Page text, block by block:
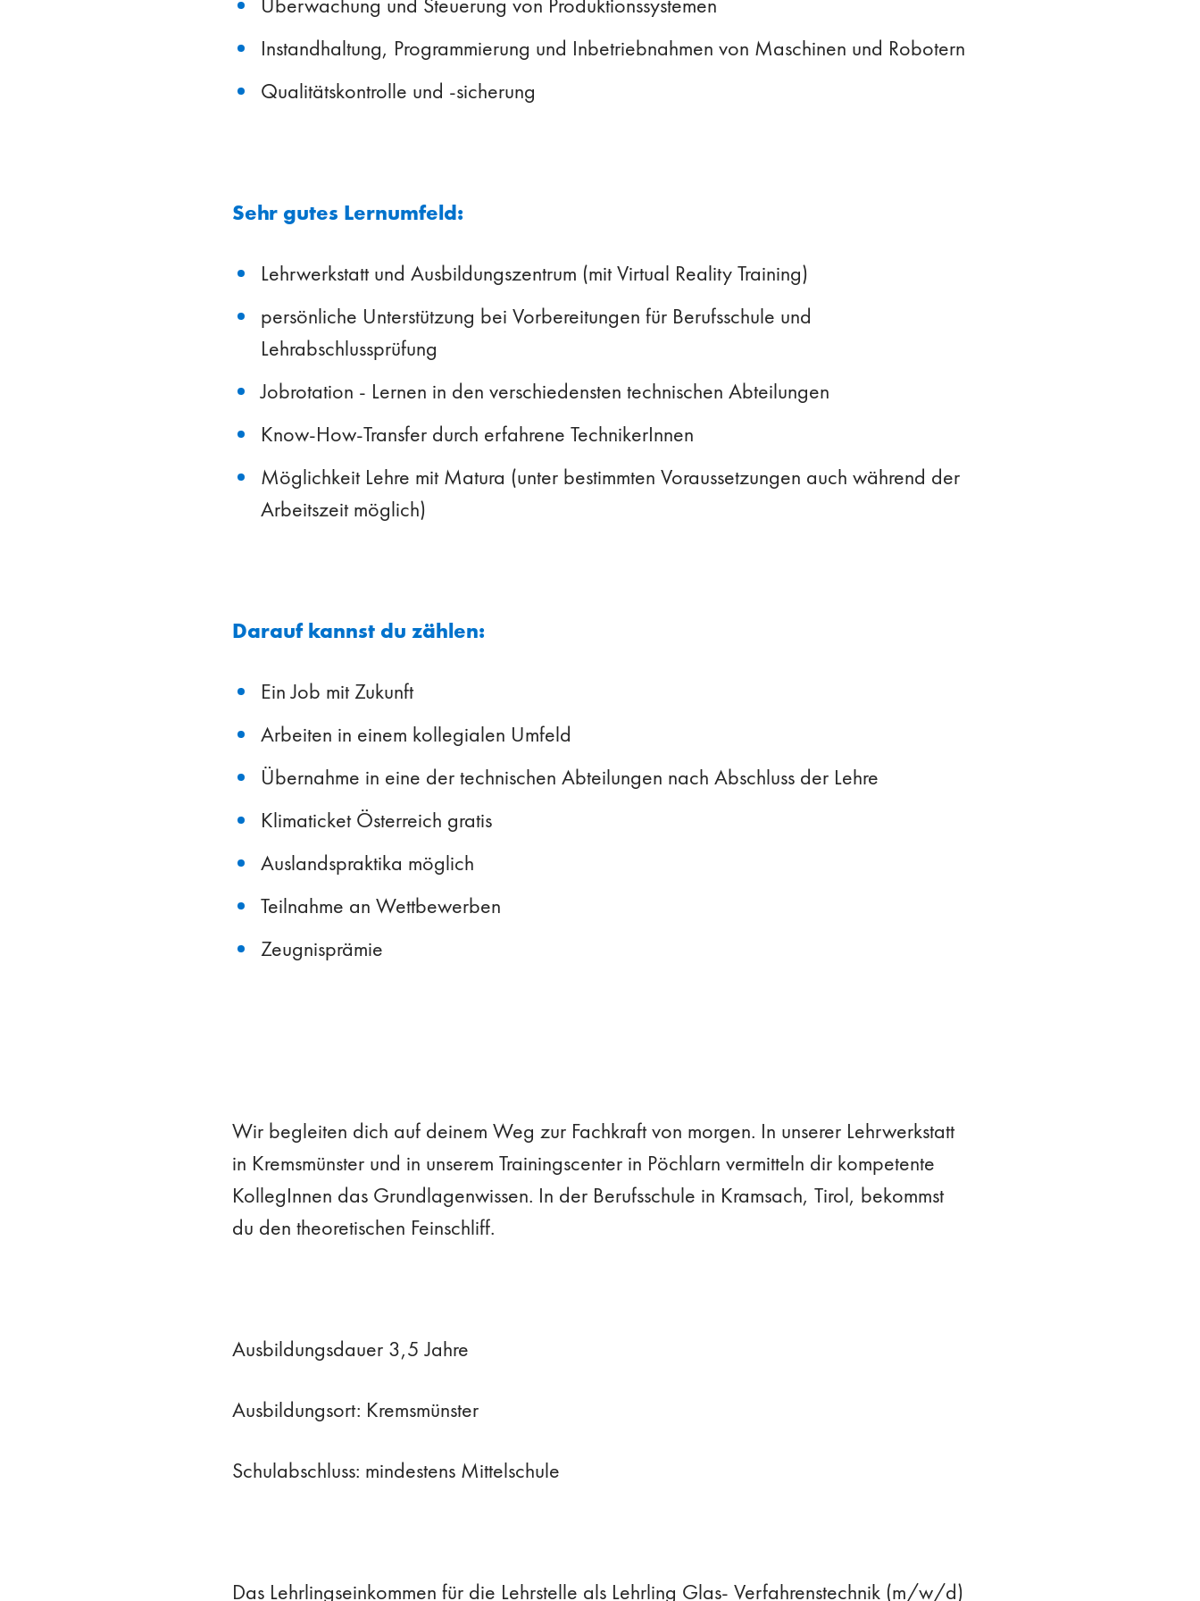
Überwachung und Steuerung von Produktionssystemen
Instandhaltung, Programmierung und Inbetriebnahmen von Maschinen und Robotern
Qualitätskontrolle und -sicherung
Sehr gutes Lernumfeld:
Lehrwerkstatt und Ausbildungszentrum (mit Virtual Reality Training)
persönliche Unterstützung bei Vorbereitungen für Berufsschule und
Lehrabschlussprüfung
Jobrotation - Lernen in den verschiedensten technischen Abteilungen
Know-How-Transfer durch erfahrene TechnikerInnen
Möglichkeit Lehre mit Matura (unter bestimmten Voraussetzungen auch während der
Arbeitszeit möglich)
Darauf kannst du zählen:
Ein Job mit Zukunft
Arbeiten in einem kollegialen Umfeld
Übernahme in eine der technischen Abteilungen nach Abschluss der Lehre
Klimaticket Österreich gratis
Auslandspraktika möglich
Teilnahme an Wettbewerben
Zeugnisprämie
Wir begleiten dich auf deinem Weg zur Fachkraft von morgen. In unserer Lehrwerkstatt
in Kremsmünster und in unserem Trainingscenter in Pöchlarn vermitteln dir kompetente
KollegInnen das Grundlagenwissen. In der Berufsschule in Kramsach, Tirol, bekommst
du den theoretischen Feinschliff.
Ausbildungsdauer 3,5 Jahre
Ausbildungsort: Kremsmünster
Schulabschluss: mindestens Mittelschule
Das Lehrlingseinkommen für die Lehrstelle als Lehrling Glas- Verfahrenstechnik (m/w/d)